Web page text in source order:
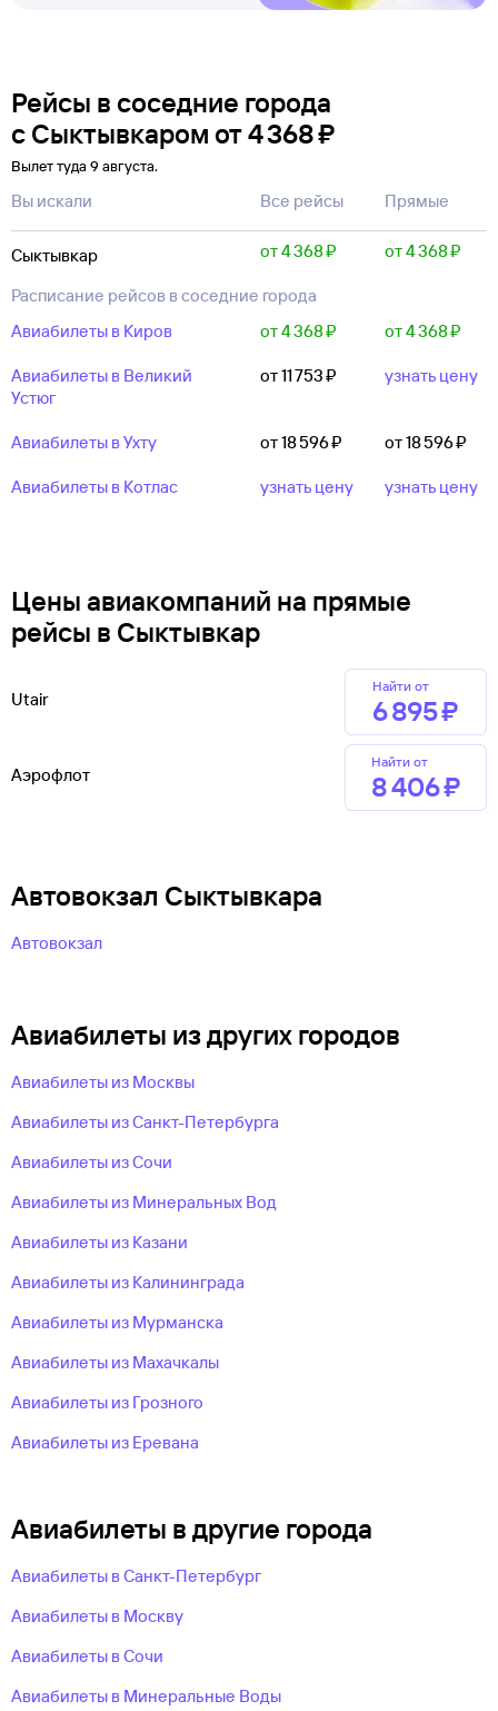
Рейсы в соседние города
с Сыктывкаром от4 ⁠368 ⁠₽
Вылет туда 9 августа.
Вы искали Все рейсы Прямые
Сыктывкар от 4 ⁠368 ⁠₽ от 4 ⁠368 ⁠₽
Расписание рейсов в соседние города
Авиабилеты в Киров
от 4 ⁠368 ⁠₽ от 4 ⁠368 ⁠₽
Авиабилеты в Великий
Устюг
от 11 ⁠753 ⁠₽ узнать цену
Авиабилеты в Ухту от 18 ⁠596 ⁠₽ от 18 ⁠596 ⁠₽
Авиабилеты в Котлас узнать цену узнать цену
Цены авиакомпаний на прямые
рейсы в Сыктывкар
Utair
Найти от
6 ⁠895 ⁠₽
Аэрофлот
Найти от
8 ⁠406 ⁠₽
Автовокзал Сыктывкара
Автовокзал
Авиабилеты из других городов
Авиабилеты из Москвы
Авиабилеты из Санкт-Петербурга
Авиабилеты из Сочи
Авиабилеты из Минеральных Вод
Авиабилеты из Казани
Авиабилеты из Калининграда
Авиабилеты из Мурманска
Авиабилеты из Махачкалы
Авиабилеты из Грозного
Авиабилеты из Еревана
Авиабилеты в другие города
Авиабилеты в Санкт-Петербург
Авиабилеты в Москву
Авиабилеты в Сочи
Авиабилеты в Минеральные Воды